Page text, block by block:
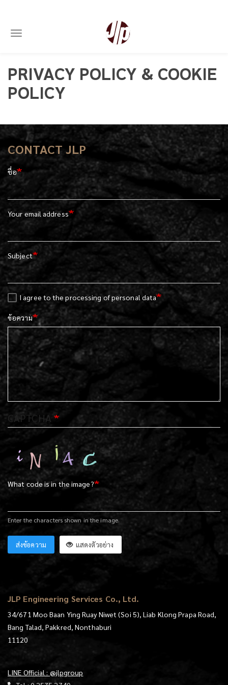
เนื้อหา
Toggle navigation
PRIVACY POLICY & COOKIE
POLICY
CONTACT JLP
ชื่อ
Your email address
Subject
I agree to the processing of personal data
ข้อความ
CAPTCHA
What code is in the image?
Enter the characters shown in the image.
ส่งข้อความ แสดงตัวอย่าง
JLP Engineering Services Co., Ltd.
34/671 Moo Baan Ying Ruay Niwet (Soi 5), Liab Klong Prapa Road,
Bang Talad, Pakkred, Nonthaburi
11120
LINE Official : @jlpgroup